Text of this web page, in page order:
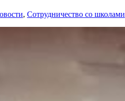
, Сотрудничество со школами